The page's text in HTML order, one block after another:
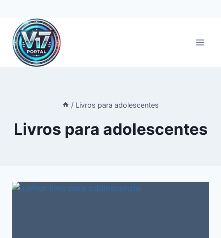
Pular
para
Conteúdo
/ Livros para adolescentes
Livros para adolescentes